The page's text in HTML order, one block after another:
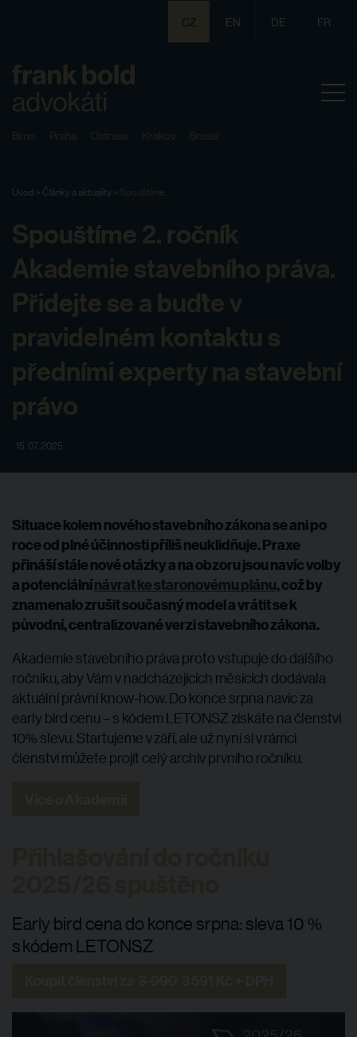
CZ EN DE FR
Brno Praha Ostrava Krakov Brusel
Úvod > Články a aktuality > Spouštíme ...
Spouštíme 2. ročník
Akademie stavebního práva.
Přidejte se a buďte v
pravidelném kontaktu s
předními experty na stavební
právo
15. 07. 2025
Situace kolem nového stavebního zákona se ani po
roce od plné účinnosti příliš neuklidňuje. Praxe
přináší stále nové otázky a na obzoru jsou navíc volby
a potenciálnínávrat ke staronovému plánu,což by
znamenalo zrušit současný model a vrátit se k
původní, centralizované verzi stavebního zákona.
Akademie stavebního práva proto vstupuje do dalšího
ročníku, aby Vám v nadcházejících měsících dodávala
aktuální právní know-how. Do konce srpna navíc za
early bird cenu – s kódem LETONSZ získáte na členství
10% slevu. Startujeme v září, ale už nyní si v rámci
členství můžete projít celý archiv prvního ročníku.
Early bird cena do konce srpna: sleva 10 %
s kódem LETONSZ